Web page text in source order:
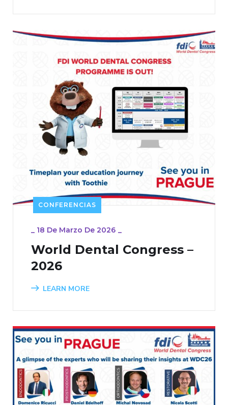
CONFERENCIAS
_ 18 De Marzo De 2026 _
World Dental Congress –
2026
LEARN MORE